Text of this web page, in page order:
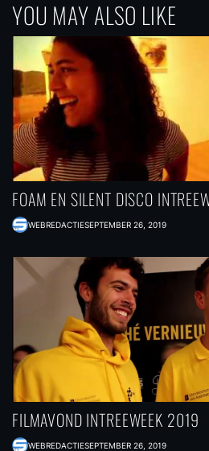
YOU MAY ALSO LIKE
FOAM EN SILENT DISCO
WEBREDACTIESEPTEMBER 26, 2019
FILMAVOND INTREEWEEK 2019
WEBREDACTIESEPTEMBER 26, 2019